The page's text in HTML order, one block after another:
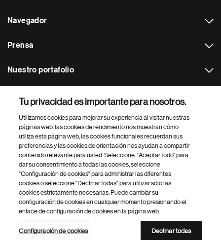
Navegador
Prensa
Nuestro portafolio
Footer Site Search
inferior
del
© 2026 Novartis AG
Política de privacidad Términos de uso
Accesibilidad
Configuración de cookies
Mapa del sitio
Tu privacidad es importante para nosotros.
Utilizamos cookies para mejorar su experiencia al visitar nuestras
páginas web: las cookies de rendimiento nos muestran cómo
utiliza esta página web, las cookies funcionales recuerdan sus
preferencias y las cookies de orientación nos ayudan a compartir
contenido relevante para usted. Seleccione: "Aceptar todo" para
dar su consentimiento a todas las cookies, seleccione
"Configuración de cookies" para administrar las diferentes
cookies o seleccione "Declinar todas" para utilizar solo las
cookies estrictamente necesarias. Puede cambiar su
configuración de cookies en cualquier momento presionando el
enlace de configuración de cookies en la página web.
Configuración de cookies Declinar todas